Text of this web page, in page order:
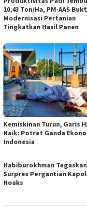
10,43 Ton/Ha, PM-AAS
Modernisasi Pertanian
Tingkatkan Hasil Panen
Kemiskinan Turun, Garis
Naik: Potret Ganda
Indonesia
Habiburokhman
Surpres Pergantian
Hoaks